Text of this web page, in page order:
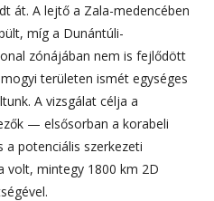
át. A lejtő a Zala-medencében
míg a Dunántúli-
zónájában nem is fejlődött
területen ismét egységes
A vizsgálat célja a
— elsősorban a korabeli
a potenciális szerkezeti
mintegy 1800 km 2D